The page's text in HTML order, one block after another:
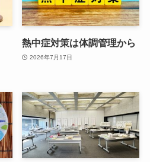
熱中症対策は体調管理から
2026年7月17日